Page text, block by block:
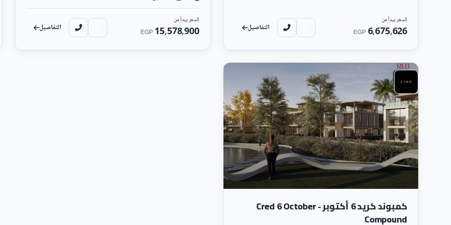
فقط، وجدية حجز تبدأ من 200,000 جنيه مصري.
كمبوند ايفر ويست 6 أكتوبر
شركة كريد طفرة في عالم الإنشاءات وذلك حين جمعت بين الوحدات السكنية والإدارية والطبية في مبنى
كمبوند كاسيل لاندمارك العاصمة الإدارية الجديدة Compound Castle Landmark New Capital
مول كاسيل جيت العاصمة الإدارية الجديدة
السعر يبدأ من
6,675,626
EGP التفاصيل
السعر يبدأ من
15,578,900
EGP التفاصيل
سكني
كمبوند كريد 6 أكتوبر - Cred 6 October
Compound